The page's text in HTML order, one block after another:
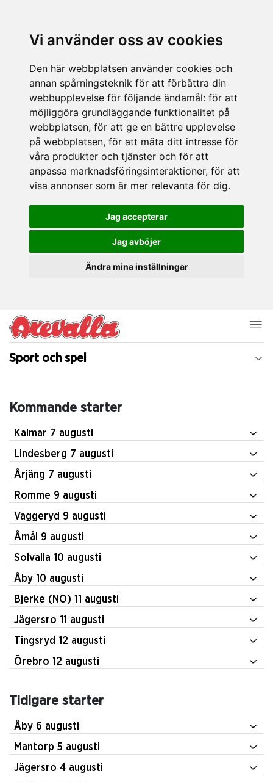
Vi använder oss av cookies
Den här webbplatsen använder cookies och
annan spårningsteknik för att förbättra din
webbupplevelse för följande ändamål: för att
möjliggöra grundläggande funktionalitet på
webbplatsen, för att ge en bättre upplevelse
på webbplatsen, för att mäta ditt intresse för
våra produkter och tjänster och för att
anpassa marknadsföringsinteraktioner, för att
visa annonser som är mer relevanta för dig.
Jag accepterar
Jag avböjer
Ändra mina inställningar
Sport och spel
Kommande starter
Kalmar 7 augusti
Lindesberg 7 augusti
Årjäng 7 augusti
Romme 9 augusti
Vaggeryd 9 augusti
Åmål 9 augusti
Solvalla 10 augusti
Åby 10 augusti
Bjerke (NO) 11 augusti
Jägersro 11 augusti
Tingsryd 12 augusti
Örebro 12 augusti
Tidigare starter
Åby 6 augusti
Mantorp 5 augusti
Jägersro 4 augusti